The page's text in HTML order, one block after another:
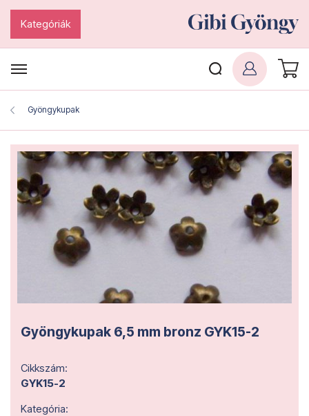
Kategóriák
Gyöngykupak
Gyöngykupak 6,5 mm bronz GYK15-2
Cikkszám:
GYK15-2
Kategória: